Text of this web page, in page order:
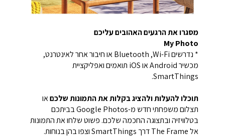
מסגרו את הרגעים האהובים עליכם
My Photo
* נדרשים Wi-Fi‏, Bluetooth או חיבור אחר לאינטרנט,
מכשיר Android או iOS תואמים ואפליקציית
SmartThings.
תוכלו להעלות ולהציג בקלות את התמונות שלכםאו
תצלום משפחתי חדש מ-Google Photos בביתכם
בטלוויזיה ובתצוגה החכמה שלכם. פשוט שלחו את התמונות
אל The Frame דרך SmartThings וצפו בהן בנוחות.